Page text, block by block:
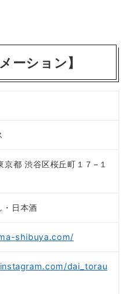
ーション】
都 渋谷区桜丘町１７−１
・日本酒
shibuya.com/
dai_torau